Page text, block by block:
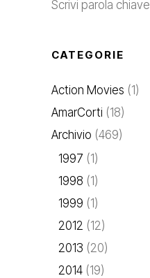
CATEGORIE
Action Movies (1)
AmarCorti (18)
Archivio (469)
1997 (1)
1998 (1)
1999 (1)
2012 (12)
2013 (20)
2014 (19)